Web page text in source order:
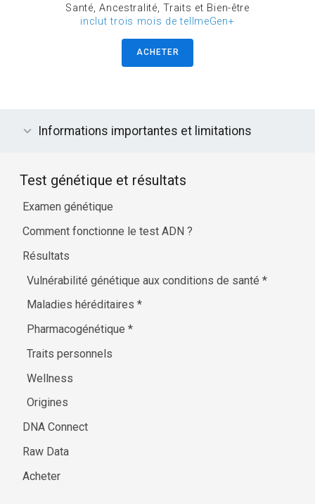
Santé, Ancestralité, Traits et Bien-être
inclut trois mois de tellmeGen+
ACHETER
Informations importantes et limitations
Test génétique et résultats
Examen génétique
Comment fonctionne le test ADN ?
Résultats
Vulnérabilité génétique aux conditions de santé*
Maladies héréditaires*
Pharmacogénétique*
Traits personnels
Wellness
Origines
DNA Connect
Raw Data
Acheter